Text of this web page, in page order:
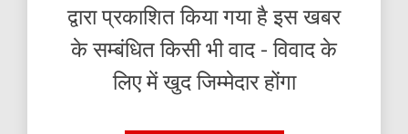
द्वारा प्रकाशित किया गया है इस खबर
के सम्बंधित किसी भी वाद - विवाद के
लिए में खुद जिम्मेदार होंगा